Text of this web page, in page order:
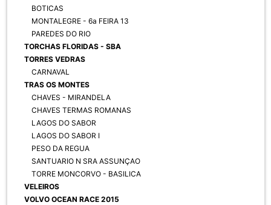
BOTICAS
MONTALEGRE - 6a FEIRA 13
PAREDES DO RIO
TORCHAS FLORIDAS - SBA
TORRES VEDRAS
CARNAVAL
TRAS OS MONTES
CHAVES - MIRANDELA
CHAVES TERMAS ROMANAS
LAGOS DO SABOR
LAGOS DO SABOR I
PESO DA REGUA
SANTUARIO N SRA ASSUNÇAO
TORRE MONCORVO - BASILICA
VELEIROS
VOLVO OCEAN RACE 2015